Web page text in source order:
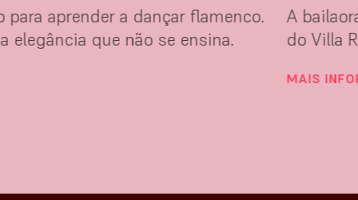
aprender a dançar flamenco.
elegância que não se ensina.
A
do Villa
MAIS